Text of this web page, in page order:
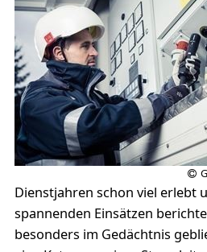
Dienstjahren schon viel erlebt
spannenden Einsätzen
besonders im Gedächtnis